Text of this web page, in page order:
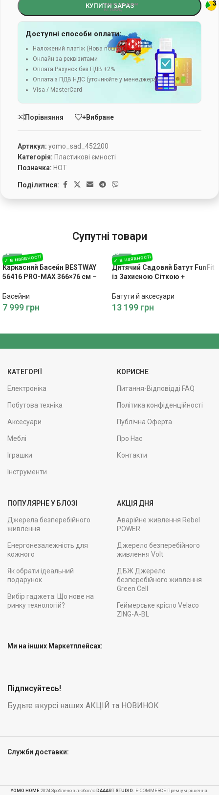
КУПИТИ ЗАРАЗ
Доступні способи оплати:
Наложений платіж (Нова пошта)
Онлайн за реквізитами
Оплата Рахунок без ПДВ +2%
Оплата з ПДВ НДС (уточнюйте у менеджера)
Visa / MasterCard
Порівняння +Вибране
Артикул: yomo_sad_452200
Категорія: Пластикові ємності
Позначка: HOT
Поділитися:
Супутні товари
Каркасний Басейн BESTWAY
56416 PRO-MAX 366×76 см –
Басейни
7 999 грн
Дитячий Садовий Батут FunFit
із Захисною Сіткою +
Батути й аксесуари
13 199 грн
КАТЕГОРІЇ
Електроніка
Побутова техніка
Аксесуари
Меблі
Іграшки
Інструменти
КОРИСНЕ
Питання-Відповідді FAQ
Політика конфіденційності
Публічна Оферта
Про Нас
Контакти
ПОПУЛЯРНЕ У БЛОЗІ
Джерела безперебійного
живлення
Енергонезалежність для
кожного
Як обрати ідеальний
подарунок
Вибір гаджета: Що нове на
ринку технологій?
АКЦІЯ ДНЯ
Аварійне живлення Rebel
POWER
Джерело безперебійного
живлення Volt
ДБЖ Джерело
безперебійного живлення
Green Cell
Геймерське крісло Velaco
ZING-A-BL
Ми на інших Маркетплейсах:
Підписуйтесь!
Будьте вкурсі наших АКЦІЙ та НОВИНОК
Служби доставки:
YOMO HOME 2024 Зроблено з любов'юDAAART STUDIO . E-COMMERCE Преміум рішення.
Ємність